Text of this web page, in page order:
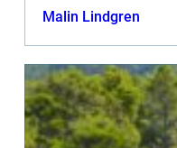
Malin Lindgren